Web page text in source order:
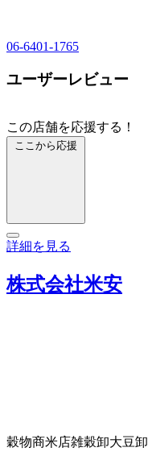
06-6401-1765
ユーザーレビュー
この店舗を応援する！
ここから応援
詳細を見る
株式会社米安
穀物商米店雑穀卸大豆卸